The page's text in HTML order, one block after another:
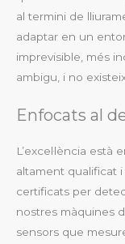
al termini de
adaptar en un
imprevisible, més
ambigu, i no
Enfocats al
L’excel·lència
altament qualificat
certificats per
nostres màquines
sensors que